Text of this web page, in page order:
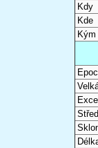
Kdy
Kde
Kým